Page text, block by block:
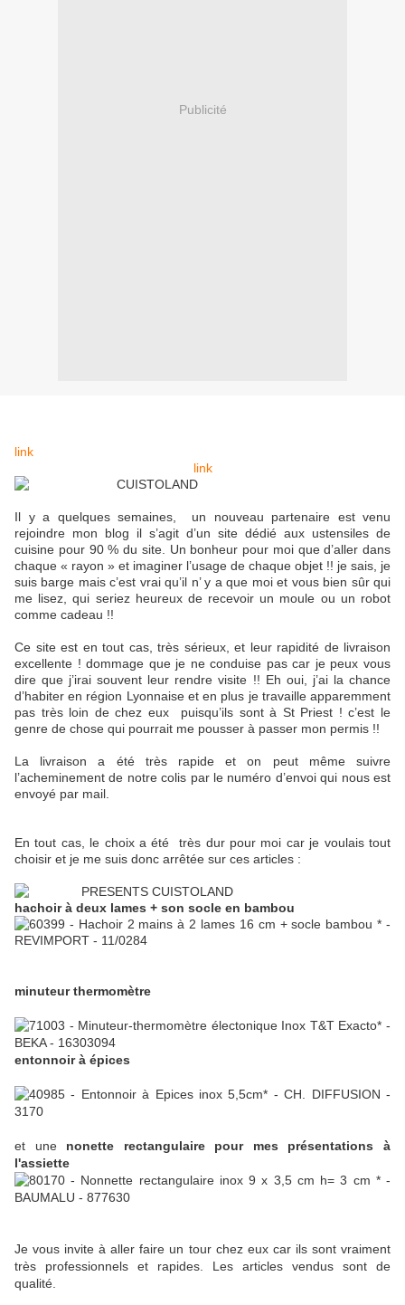
Publicité
link
link
Il y a quelques semaines,
un nouveau partenaire est venu
rejoindre mon blog il s’agit d’un site dédié aux ustensiles de
cuisine pour 90 % du site. Un bonheur pour moi que d’aller dans
chaque « rayon » et imaginer l’usage de chaque objet !! je sais, je
suis barge mais c’est vrai qu’il n’ y a que moi et vous bien sûr qui
me lisez, qui seriez heureux de recevoir un moule ou un robot
comme cadeau !!
Ce site est en tout cas, très sérieux, et leur rapidité de livraison
excellente ! dommage que je ne conduise pas car je peux vous
dire que j’irai souvent leur rendre visite !! Eh oui, j’ai la chance
d’habiter en région Lyonnaise et en plus je travaille apparemment
pas très loin de chez eux puisqu’ils sont à St Priest ! c’est le
genre de chose qui pourrait me pousser à passer mon permis !!
La livraison a été très rapide et on peut même suivre
l’acheminement de notre colis par le numéro d’envoi qui nous est
envoyé par mail.
En tout cas, le choix a été très dur pour moi car je voulais tout
choisir et je me suis donc arrêtée sur ces articles :
hachoir à deux lames + son socle en bambou
minuteur thermomètre
entonnoir à épices
et une nonette rectangulaire pour mes présentations à
l'assiette
Je vous invite à aller faire un tour chez eux car ils sont vraiment
très professionnels et rapides. Les articles vendus sont de
qualité.